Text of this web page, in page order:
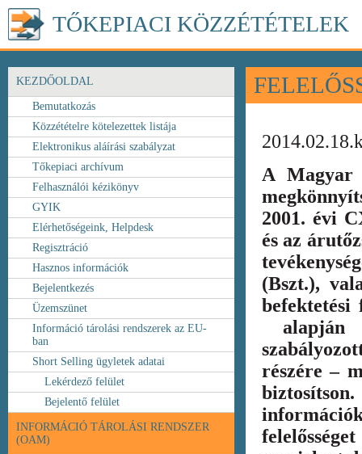
TŐKEPIACI KÖZZÉTÉTELEK
KEZDŐOLDAL
Bemutatkozás
Közzétételre kötelezettek listája
Elektronikus aláírási szabályzat
Tőkepiaci archívum
Felhasználói kézikönyv
GYIK
Elérhetőségeink, Helpdesk
Regisztráció
Hasznos információk
Bejelentkezés
Üzemszünet
Információ tárolási rendszerek az EU-
ban
Short Selling ügyletek adatai
Lekérdező felület
Bejelentő felület
INFORMÁCIÓ TÁROLÁSI RENDSZER
(OAM)
A Magyar
2001. évi
és az
(Bszt.),
alapján
részére –